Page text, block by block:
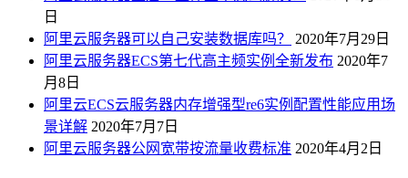
日
阿里云服务器可以自己安装数据库吗？
2020年7月29日
阿里云服务器ECS第七代高主频实例全新发布 2020年7
月8日
阿里云ECS云服务器内存增强型re6实例配置性能应用场
景详解 2020年7月7日
阿里云服务器公网宽带按流量收费标准 2020年4月2日